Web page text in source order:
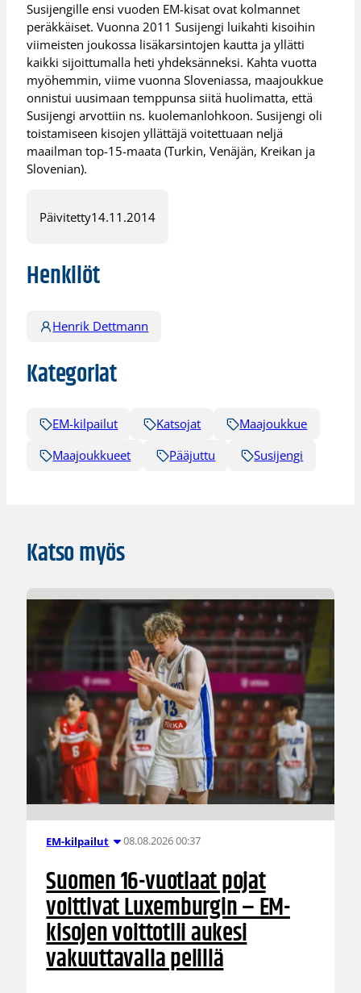
Susijengille ensi vuoden EM-kisat ovat kolmannet
peräkkäiset. Vuonna 2011 Susijengi luikahti kisoihin
viimeisten joukossa lisäkarsintojen kautta ja yllätti
kaikki sijoittumalla heti yhdeksänneksi. Kahta vuotta
myöhemmin, viime vuonna Sloveniassa, maajoukkue
onnistui uusimaan temppunsa siitä huolimatta, että
Susijengi arvottiin ns. kuolemanlohkoon. Susijengi oli
toistamiseen kisojen yllättäjä voitettuaan neljä
maailman top-15-maata (Turkin, Venäjän, Kreikan ja
Slovenian).
Päivitetty14.11.2014
Henkilöt
Henrik Dettmann
Kategoriat
EM-kilpailut Katsojat
Maajoukkue
Maajoukkueet
Pääjuttu Susijengi
Katso myös
EM-kilpailut 08.08.2026 00:37
Suomen 16-vuotiaat pojat
voittivat Luxemburgin – EM-
kisojen voittotili aukesi
vakuuttavalla pelillä